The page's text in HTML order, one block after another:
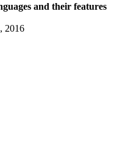
and their features
2016